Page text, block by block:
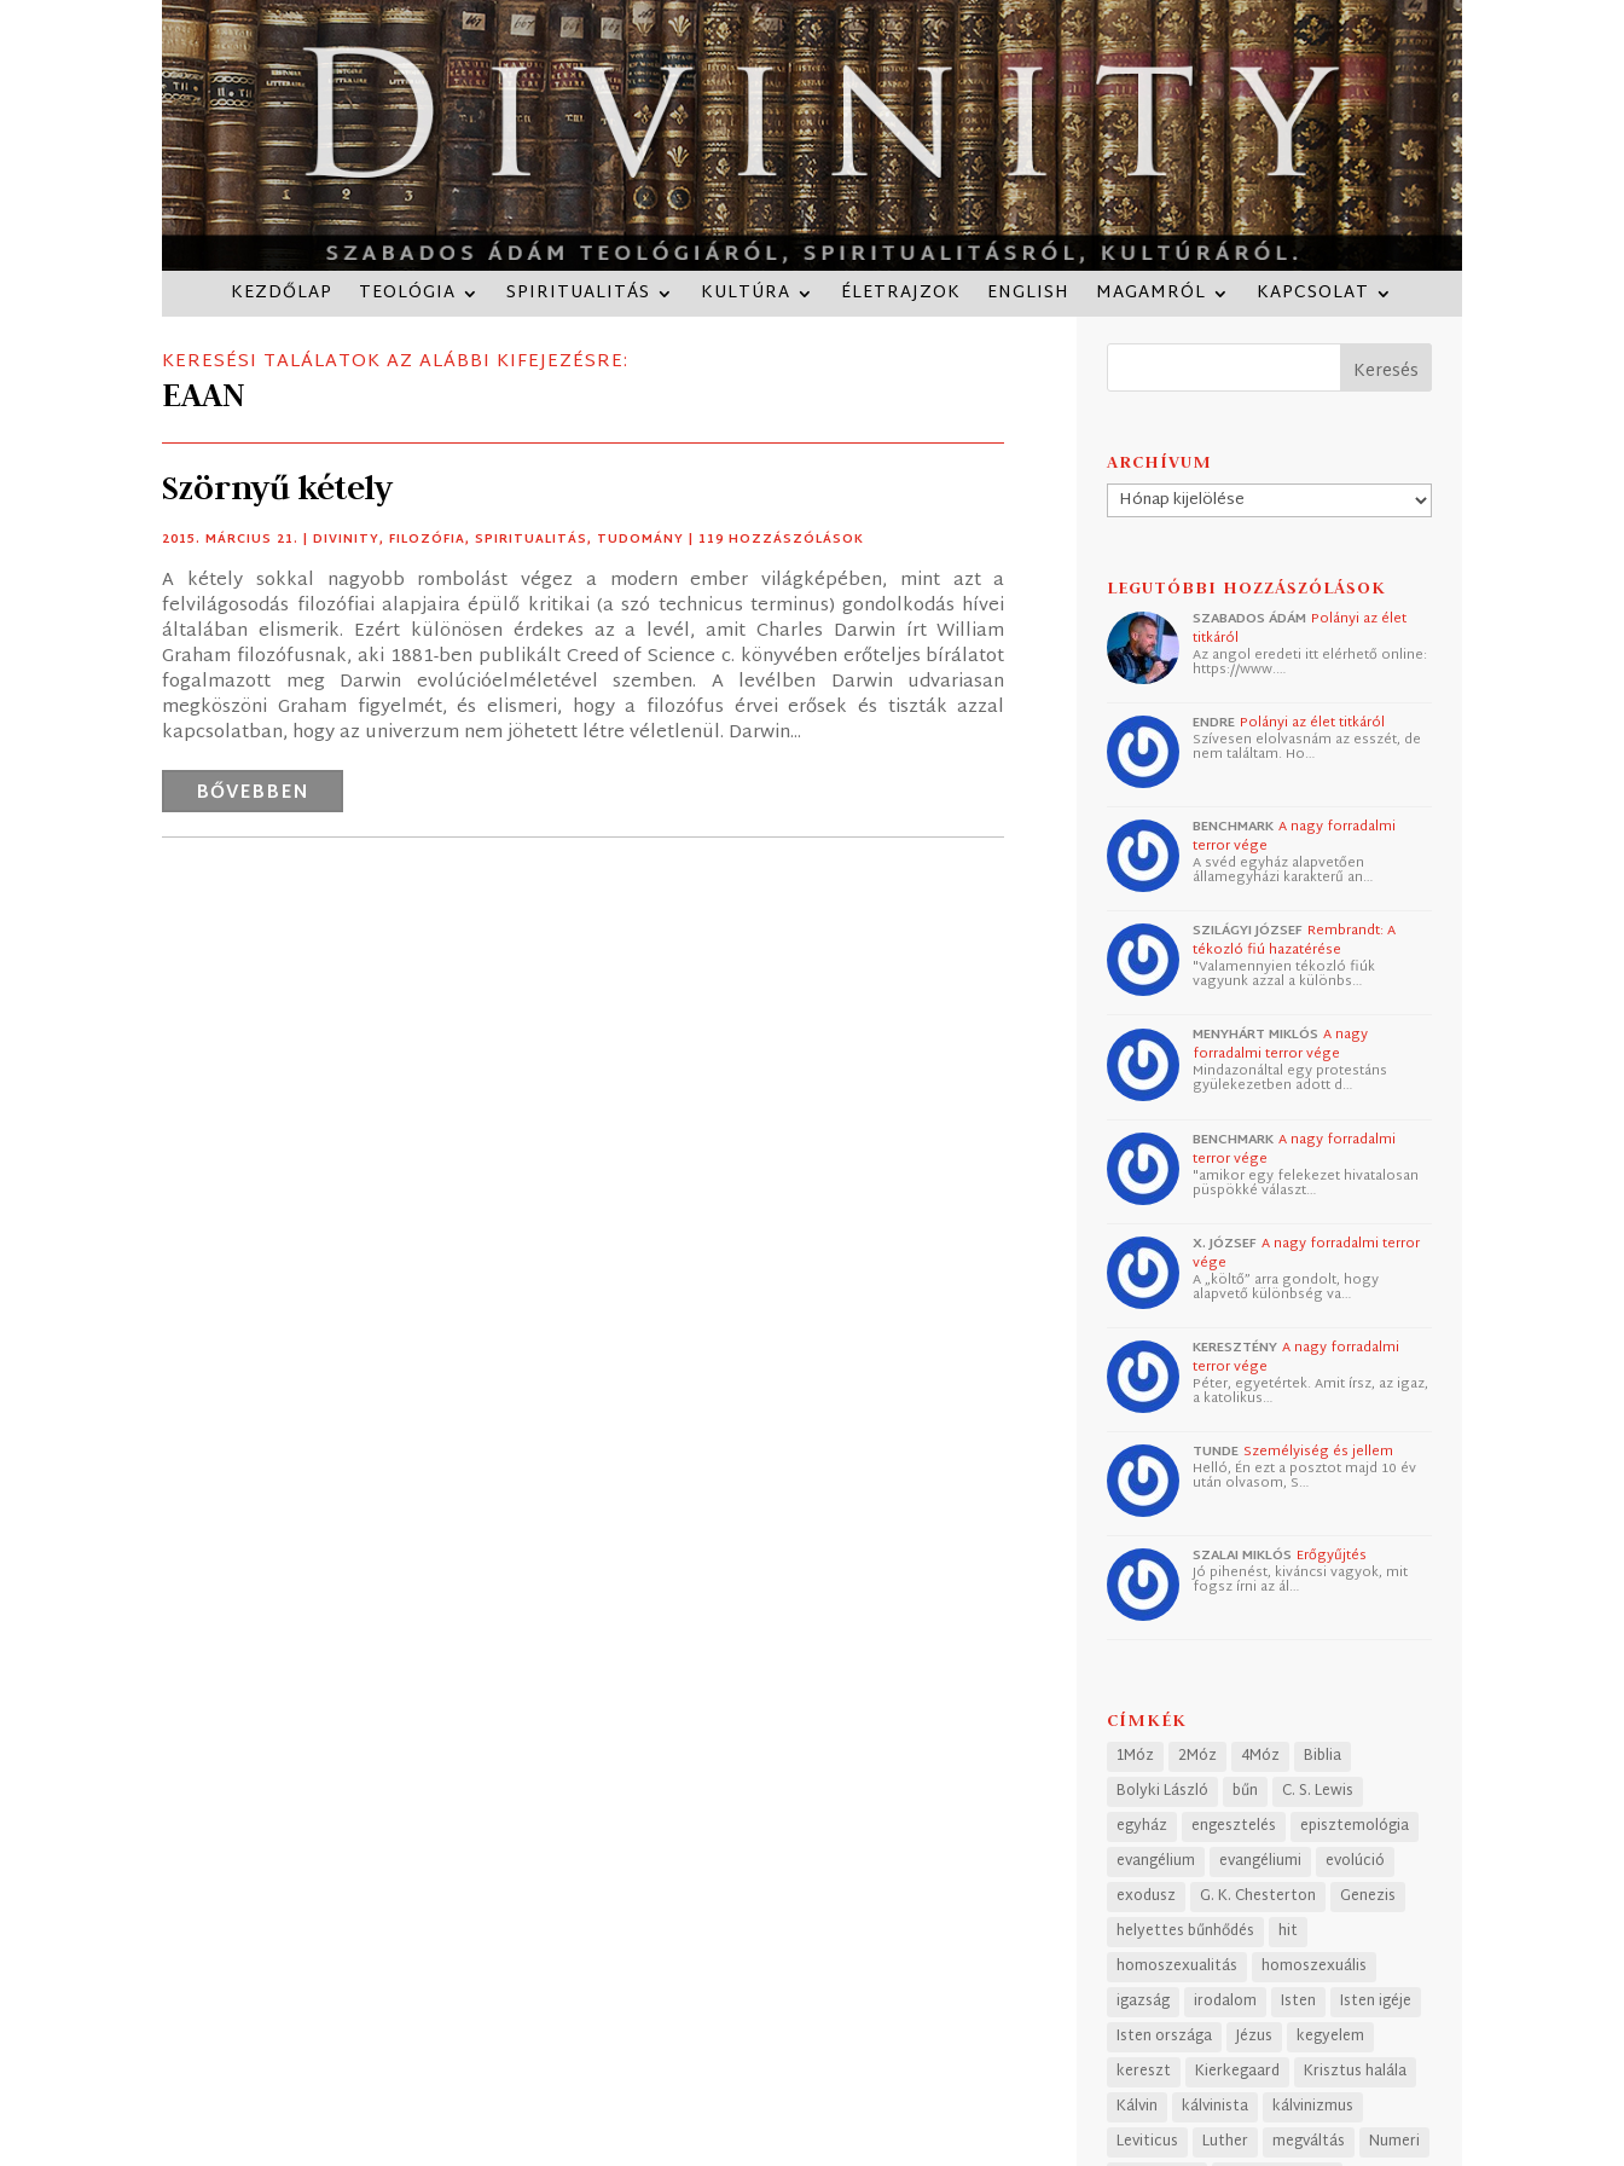
KEZDŐLAP TEOLÓGIA SPIRITUALITÁS KULTÚRA ÉLETRAJZOK ENGLISH MAGAMRÓL KAPCSOLAT
KERESÉSI TALÁLATOK AZ ALÁBBI KIFEJEZÉSRE:
EAAN
Szörnyű kétely
2015. MÁRCIUS 21. |DIVINITY,FILOZÓFIA,SPIRITUALITÁS, TUDOMÁNY | 119 HOZZÁSZÓLÁSOK
A kétely sokkal nagyobb rombolást végez a modern ember világképében, mint azt a
felvilágosodás filozófiai alapjaira épülő kritikai (a szó technicus terminus) gondolkodás hívei
általában elismerik. Ezért különösen érdekes az a levél, amit Charles Darwin írt William
Graham filozófusnak, aki 1881-ben publikált Creed of Science c. könyvében erőteljes bírálatot
fogalmazott meg Darwin evolúcióelméletével szemben. A levélben Darwin udvariasan
megköszöni Graham figyelmét, és elismeri, hogy a filozófus érvei erősek és tiszták azzal
kapcsolatban, hogy az univerzum nem jöhetett létre véletlenül. Darwin...
BŐVEBBEN
ARCHÍVUM
Archívum
LEGUTÓBBI HOZZÁSZÓLÁSOK
SZABADOS ÁDÁM Polányi az élet
titkáról
Az angol eredeti itt elérhető online:
https://www.…
ENDRE Polányi az élet titkáról
Szívesen elolvasnám az esszét, de
nem találtam. Ho…
BENCHMARK A nagy forradalmi
terror vége
A svéd egyház alapvetően
államegyházi karakterű an…
SZILÁGYI JÓZSEF Rembrandt: A
tékozló fiú hazatérése
"Valamennyien tékozló fiúk
vagyunk azzal a különbs…
MENYHÁRT MIKLÓS A nagy
forradalmi terror vége
Mindazonáltal egy protestáns
gyülekezetben adott d…
BENCHMARK A nagy forradalmi
terror vége
"amikor egy felekezet hivatalosan
püspökké választ…
X. JÓZSEF A nagy forradalmi terror
vége
A „költő” arra gondolt, hogy
alapvető különbség va…
KERESZTÉNY A nagy forradalmi
terror vége
Péter, egyetértek. Amit írsz, az igaz,
a katolikus…
TUNDE Személyiség és jellem
Helló, Én ezt a posztot majd 10 év
után olvasom, S…
SZALAI MIKLÓS Erőgyűjtés
Jó pihenést, kiváncsi vagyok, mit
fogsz írni az ál…
CÍMKÉK
1Móz 2Móz 4Móz
Biblia
Bolyki László
bűn
C. S. Lewis
egyház
engesztelés
episztemológia
evangélium
evangéliumi
evolúció
exodusz
G. K. Chesterton
Genezis
helyettes bűnhődés
hit
homoszexualitás
homoszexuális
igazság
irodalom Isten
Isten igéje
Isten országa
Jézus
kegyelem
kereszt
Kierkegaard
Krisztus halála
Kálvin
kálvinista
kálvinizmus
Leviticus
Luther megváltás
Numeri